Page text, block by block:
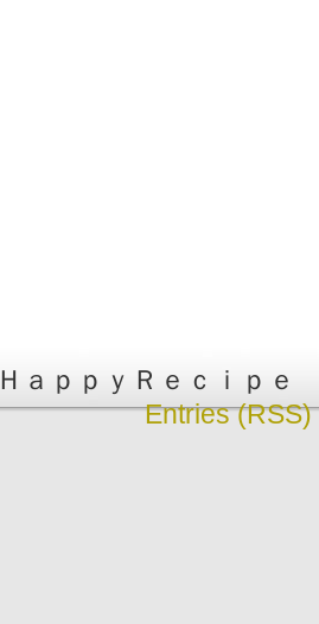
ＨａｐｐｙＲｅｃｉｐ
Entries (RSS)